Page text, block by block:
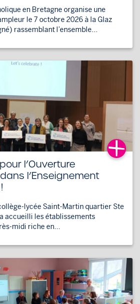
en Bretagne organise une
le 7 octobre 2026 à la Glaz
rassemblant l’ensemble...
l’Ouverture
l’Enseignement
lycée Saint-Martin quartier Ste
accueilli les établissements
midi riche en...